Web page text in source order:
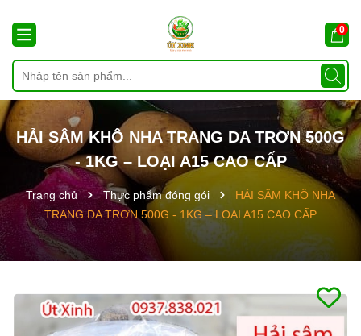
0
HẢI SÂM KHÔ NHA TRANG DA TRƠN 500G
- 1KG – LOẠI A15 CAO CẤP
Trang chủ Thực phẩm đóng gói
HẢI SÂM KHÔ NHA
TRANG DA TRƠN 500G - 1KG – LOẠI A15 CAO CẤP